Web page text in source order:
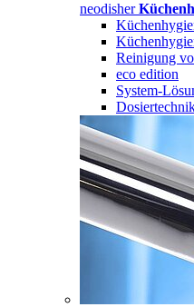
neodisher
Reinigung
eco edition
System-